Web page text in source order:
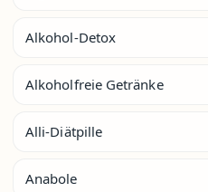
Alkohol-Detox
Alkoholfreie Getränke
Alli-Diätpille
Anabole